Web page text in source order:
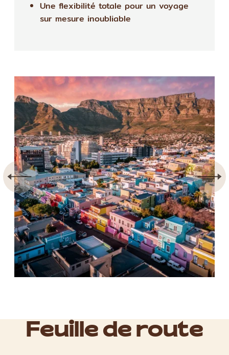
Une flexibilité totale pour un voyage
sur mesure inoubliable
Feuille de route